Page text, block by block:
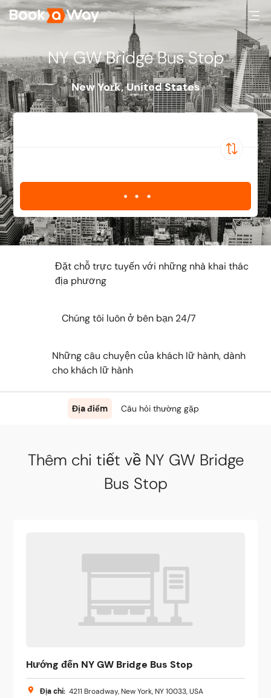
NY GW Bridge Bus Stop
New York,United States
Địa điểm Câu hỏi thường gặp
Đặt chỗ trực tuyến với những nhà khai thác
địa phương
Chúng tôi luôn ở bên bạn 24/7
Những câu chuyện của khách lữ hành, dành
cho khách lữ hành
Thêm chi tiết về NY GW Bridge
Bus Stop
Hướng đến NY GW Bridge Bus Stop
Địa chỉ: 4211 Broadway, New York, NY 10033, USA